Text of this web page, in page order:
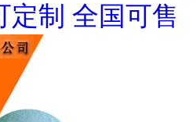
定制 全国可售